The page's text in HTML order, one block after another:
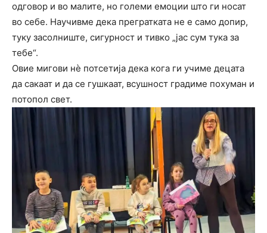
одговор и во малите, но големи емоции што ги носат
во себе. Научивме дека прегратката не е само допир,
туку засолниште, сигурност и тивко „јас сум тука за
тебе“.
Овие мигови нè потсетија дека кога ги учиме децата
да сакаат и да се гушкаат, всушност градиме похуман и
потопол свет.